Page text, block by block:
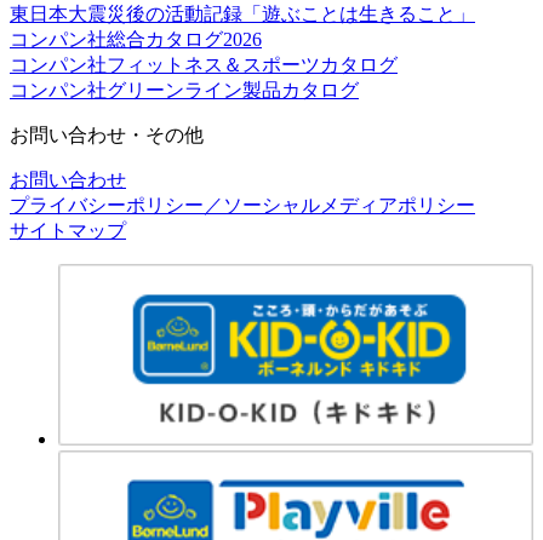
東日本大震災後の活動記録「遊ぶことは生きること」
コンパン社総合カタログ2026
コンパン社フィットネス＆スポーツカタログ
コンパン社グリーンライン製品カタログ
お問い合わせ・その他
お問い合わせ
プライバシーポリシー／ソーシャルメディアポリシー
サイトマップ